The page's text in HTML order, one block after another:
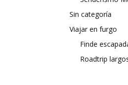
Sin categoría
Viajar en furgo
Finde
Roadtrip